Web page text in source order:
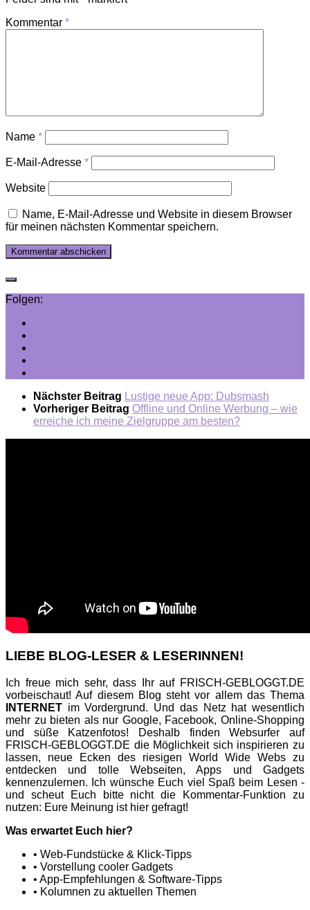
Kommentar *
Name *
E-Mail-Adresse *
Website
Name, E-Mail-Adresse und Website in diesem Browser
für meinen nächsten Kommentar speichern.
Folgen:
Nächster Beitrag Lustige neue App: Dubsmash
Vorheriger Beitrag Offline und Online Werbung – wie
erreiche ich meine Zielgruppe am besten?
LIEBE BLOG-LESER & LESERINNEN!
Ich freue mich sehr, dass Ihr auf FRISCH-GEBLOGGT.DE
vorbeischaut! Auf diesem Blog steht vor allem das Thema
INTERNET im Vordergrund. Und das Netz hat wesentlich
mehr zu bieten als nur Google, Facebook, Online-Shopping
und süße Katzenfotos! Deshalb finden Websurfer auf
FRISCH-GEBLOGGT.DE die Möglichkeit sich inspirieren zu
lassen, neue Ecken des riesigen World Wide Webs zu
entdecken und tolle Webseiten, Apps und Gadgets
kennenzulernen. Ich wünsche Euch viel Spaß beim Lesen -
und scheut Euch bitte nicht die Kommentar-Funktion zu
nutzen: Eure Meinung ist hier gefragt!
Was erwartet Euch hier?
• Web-Fundstücke & Klick-Tipps
• Vorstellung cooler Gadgets
• App-Empfehlungen & Software-Tipps
• Kolumnen zu aktuellen Themen